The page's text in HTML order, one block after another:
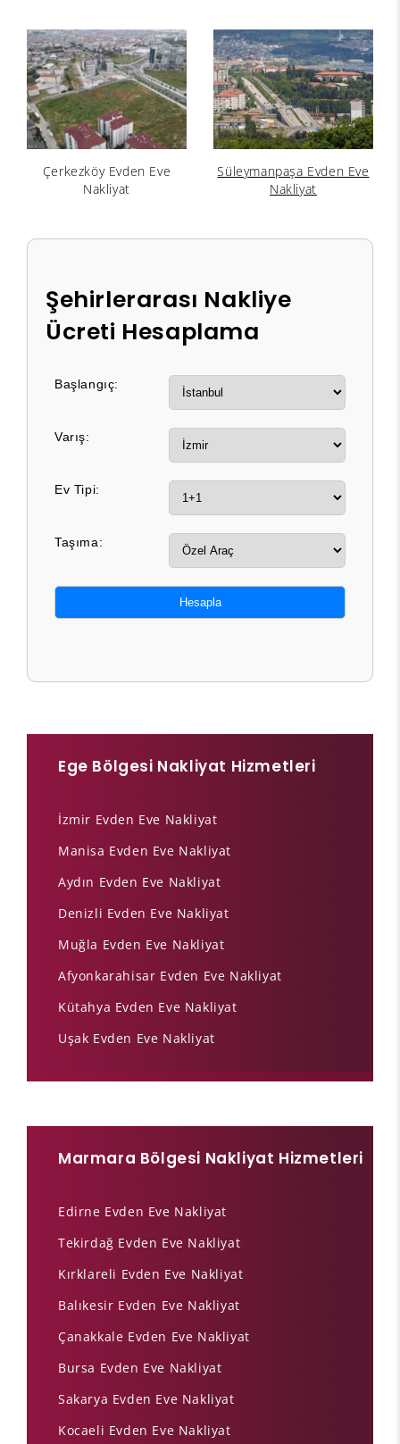
Çerkezköy Evden Eve
Nakliyat
Süleymanpaşa Evden Eve
Nakliyat
Şehirlerarası Nakliye
Ücreti Hesaplama
Başlangıç:
Varış:
Ev Tipi:
Taşıma:
Hesapla
Ege Bölgesi Nakliyat Hizmetleri
İzmir Evden Eve Nakliyat
Manisa Evden Eve Nakliyat
Aydın Evden Eve Nakliyat
Denizli Evden Eve Nakliyat
Muğla Evden Eve Nakliyat
Afyonkarahisar Evden Eve Nakliyat
Kütahya Evden Eve Nakliyat
Uşak Evden Eve Nakliyat
Marmara Bölgesi Nakliyat Hizmetleri
Edirne Evden Eve Nakliyat
Tekirdağ Evden Eve Nakliyat
Kırklareli Evden Eve Nakliyat
Balıkesir Evden Eve Nakliyat
Çanakkale Evden Eve Nakliyat
Bursa Evden Eve Nakliyat
Sakarya Evden Eve Nakliyat
Kocaeli Evden Eve Nakliyat